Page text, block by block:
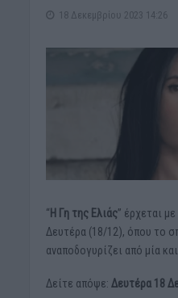
18 Δεκεμβρίου 2023 14:26
“ Η Γη της Ελιάς” έρχεται
Δευτέρα (18/12), όπου το
αναποδογυρίζει από μία
Δείτε απόψε: Δευτέρα 18